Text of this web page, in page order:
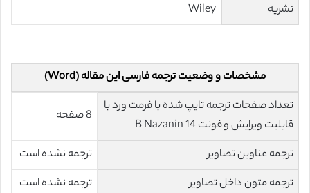
نشریه Wiley
مشخصات و وضعیت ترجمه فارسی این مقاله (Word)
تعداد صفحات ترجمه تایپ شده با فرمت ورد با
قابلیت ویرایش و فونت 14 B Nazanin
8 صفحه
ترجمه عناوین تصاویر
ترجمه نشده است
ترجمه متون داخل تصاویر
ترجمه نشده است